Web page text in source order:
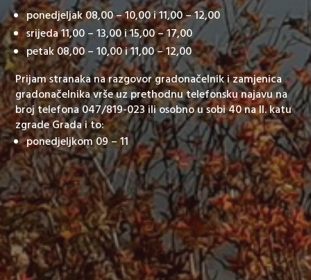
ponedjeljak 08,00 – 10,00 i 11,00 – 12,00
srijeda 11,00 – 13,00 i 15,00 – 17,00
petak 08,00 – 10,00 i 11,00 – 12,00
Prijam stranaka na razgovor gradonačelnik i zamjenica
gradonačelnika vrše uz prethodnu telefonsku najavu na
broj telefona 047/819-023 ili osobno u sobi 40 na II. katu
zgrade Grada i to:
ponedjeljkom 09 – 11